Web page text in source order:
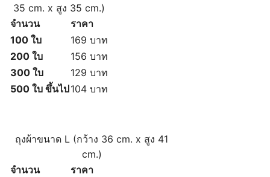
35 cm. x สูง 35 cm.)
จำนวน
ราคา
100 ใบ
169 บาท
200 ใบ
156 บาท
300 ใบ
129 บาท
500 ใบ ขึ้นไป104 บาท
ถุงผ้าขนาด L (กว้าง 36 cm. x สูง 41
cm.)
จำนวน
ราคา